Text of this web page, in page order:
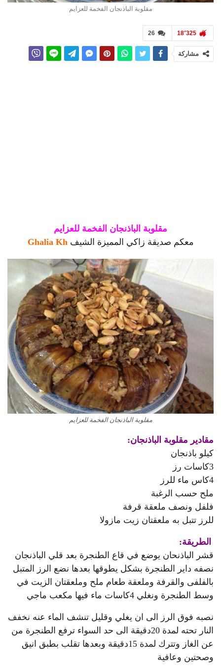
مقلوبة الباذنجان الفخمة للعزايم
26 18٬325
مشاركة
مقلوبة الباذنجان الفخمة للعزايم
معكم صديقة زاكي المميزة الشيف Ghalia Kh
مقلوبة الباذنجان الفخمة للعزايم
مقادير مقلوبة الباذنجان:
كيلو باذنجان
3كاسات رز
4كاس ماء للرز
ملح حسب الرغبة
فلفل ونصف ملعقة قرفة
للرز تتبل به ملعقتان زيت مازولا
الطريقة:
قشر الباذنحان يوضع في قاع الطنجرة بعد قلي الباذنجان
نصفه داير الطنجرة بشكل يطوقها بعدها نضع الرز المتبل
بالفلفى والقرفة وملعقة طعام ملح وملعقتان الزيت في
وسط الطنجرة ونغلي 4كاسات ماء فيها مكعب ماجي
نصبه فوق الرز الى ان يغلي وقليل تنشف الماء عنه نخفف
النار تحته لمدة 20دقيقة الى حد السواء ترفع الطنجرة من
عن الغاز وتترك لمدة 15دقيقة وبعدها تقلب بطبق انيق
وصحتين وعافية